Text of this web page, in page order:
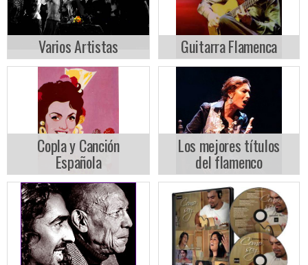
Varios Artistas Guitarra Flamenca
Copla y Canción
Española
Los mejores títulos
del flamenco